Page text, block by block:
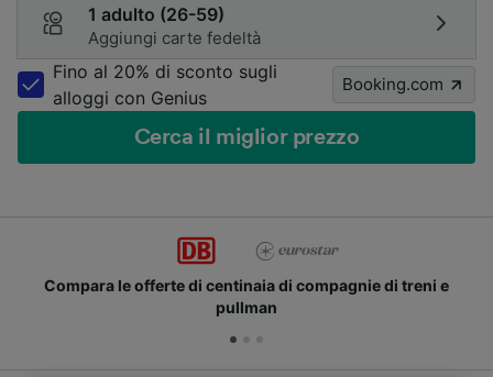
1 adulto (26-59)
Aggiungi carte fedeltà
Fino al 20% di sconto sugli
alloggi con Genius
Booking.com
Cerca il miglior prezzo
Compara le offerte di centinaia di compagnie di treni e
pullman